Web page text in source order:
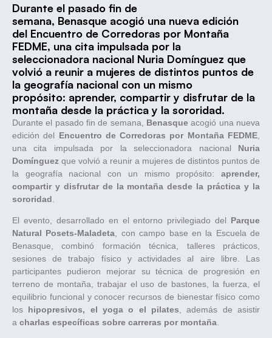
Durante el pasado fin de
semana, Benasque acogió una nueva edición
del Encuentro de Corredoras por Montaña
FEDME, una cita impulsada por la
seleccionadora nacional Nuria Domínguez que
volvió a reunir a mujeres de distintos puntos de
la geografía nacional con un mismo
propósito: aprender, compartir y disfrutar de la
montaña desde la práctica y la sororidad.
Durante el pasado fin de semana, Benasque acogió una nueva
edición del Encuentro de Corredoras por Montaña FEDME
una cita impulsada por la seleccionadora nacional Nuria
Domínguez que volvió a reunir a mujeres de distintos puntos de
la geografía nacional con un mismo propósito: aprender,
compartir y disfrutar de la montaña desde la práctica y la
sororidad
El evento, desarrollado en el entorno privilegiado del Parque
Natural Posets-Maladeta, con campo base en la Escuela de
Benasque, combinó formación técnica, talleres prácticos,
sesiones de trabajo físico y actividades al aire libre. Las
participantes pudieron mejorar su técnica de progresión en
terreno de montaña, trabajar el uso de bastones, la fuerza, el
equilibrio funcional y conocer recursos de bienestar físico como
los hipopresivos, el yoga o el pilates, además de asistir
a charlas específicas sobre carreras por montaña.